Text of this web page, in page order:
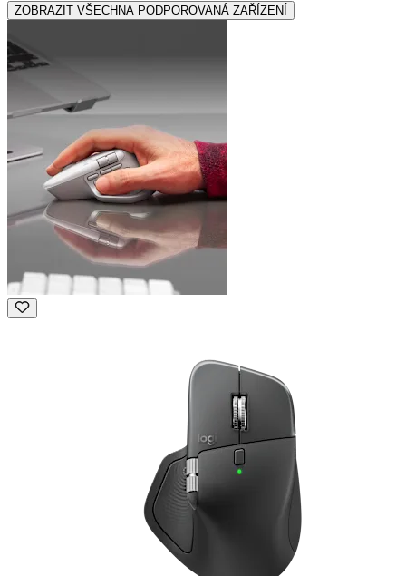
ZOBRAZIT VŠECHNA PODPOROVANÁ ZAŘÍZENÍ